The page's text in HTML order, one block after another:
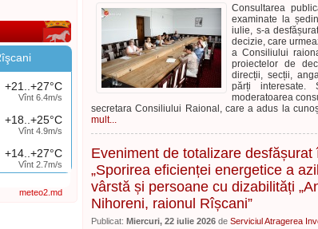
+21..+27°C
Vînt 6.4m/s
+18..+25°C
Vînt 4.9m/s
+14..+27°C
Vînt 2.7m/s
meteo2.md
Consultarea
examinate la
iulie, s-a
decizie, care
a Consiliului
proiectelor de
direcții, secții,
părți interesate.
moderatoarea
secretara Consiliului Raional, care a adus la
mult...
Eveniment de totalizare
„Sporirea eficienței energetice a
vârstă și persoane cu dizabilități
Nihoreni, raionul Rîșcani”
Publicat: Miercuri, 22 iulie 2026 de Serviciul Atragerea